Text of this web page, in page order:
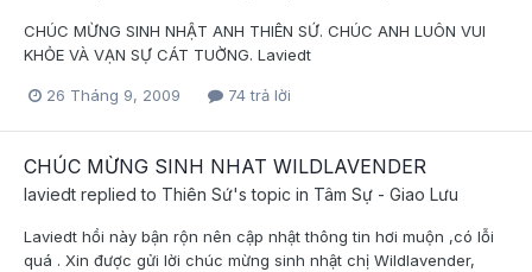
CHÚC MỪNG SINH NHẬT ANH THIÊN SỨ. CHÚC ANH LUÔN VUI
KHỎE VÀ VẠN SỰ CÁT TUỜNG. Laviedt
26 Tháng 9, 2009 74 trả lời
CHÚC MỪNG SINH NHAT WILDLAVENDER
laviedt replied to Thiên Sứ's topic in Tâm Sự - Giao Lưu
Laviedt hồi này bận rộn nên cập nhật thông tin hơi muộn ,có lỗi
quá . Xin được gửi lời chúc mừng sinh nhật chị Wildlavender,